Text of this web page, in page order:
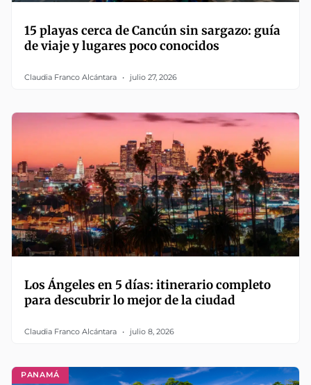
15 playas cerca de Cancún sin sargazo: guía
de viaje y lugares poco conocidos
Claudia Franco Alcántara julio 27, 2026
Los Ángeles en 5 días: itinerario completo
para descubrir lo mejor de la ciudad
Claudia Franco Alcántara julio 8, 2026
PANAMÁ